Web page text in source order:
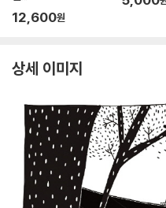
12,600원
상세 이미지